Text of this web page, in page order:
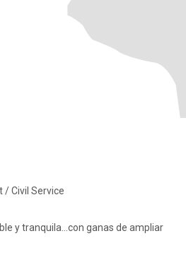
/ Civil Service
y tranquila...con ganas de ampliar